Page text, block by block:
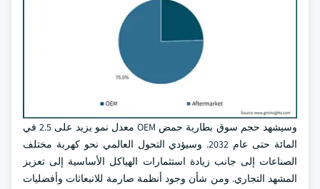
وسيشهد حجم سوق بطارية حمض OEM معدل نمو يزيد على 2.5 في
المائة حتى عام 2032. وسيؤدي التحول العالمي نحو كهربة مختلف
الصناعات إلى جانب زيادة استثمارات الهياكل الأساسية إلى تعزيز
المشهد التجاري. ومن شأن وجود أنظمة صارمة للانبعاثات وأفضليات